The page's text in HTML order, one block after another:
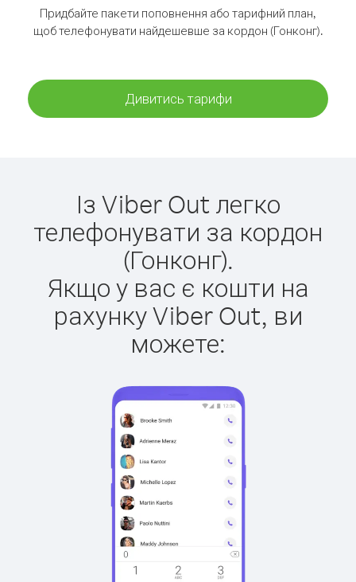
Придбайте пакети поповнення або тарифний план,
щоб телефонувати найдешевше за кордон (Гонконг).
Дивитись тарифи
Із Viber Out легко
телефонувати за кордон
(Гонконг).
Якщо у вас є кошти на
рахунку Viber Out, ви
можете: